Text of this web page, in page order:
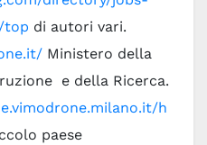
top di autori vari.
Ministero della
e della Ricerca.
h
paese